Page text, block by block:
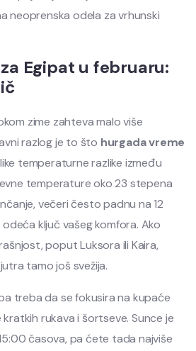
neoprenska odela za vrhunski
Egipat u februaru:
zime zahteva malo više
razlog je to što hurgada vreme
temperaturne razlike između
temperature oko 23 stepena
večeri često padnu na 12
ključ vašeg komfora. Ako
poput Luksora ili Kaira,
tamo još svežija.
treba da se fokusira na kupaće
rukava i šortseve. Sunce je
časova, pa ćete tada najviše